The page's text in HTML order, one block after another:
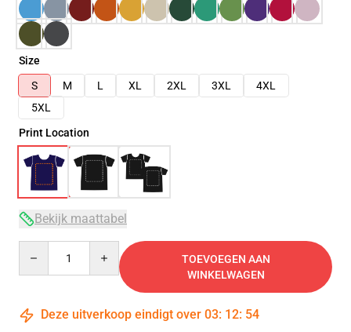
Size
S
M L XL 2XL 3XL
4XL
5XL
Print Location
Bekijk maattabel
TOEVOEGEN AAN
WINKELWAGEN
Deze uitverkoop eindigt over 03: 12: 54